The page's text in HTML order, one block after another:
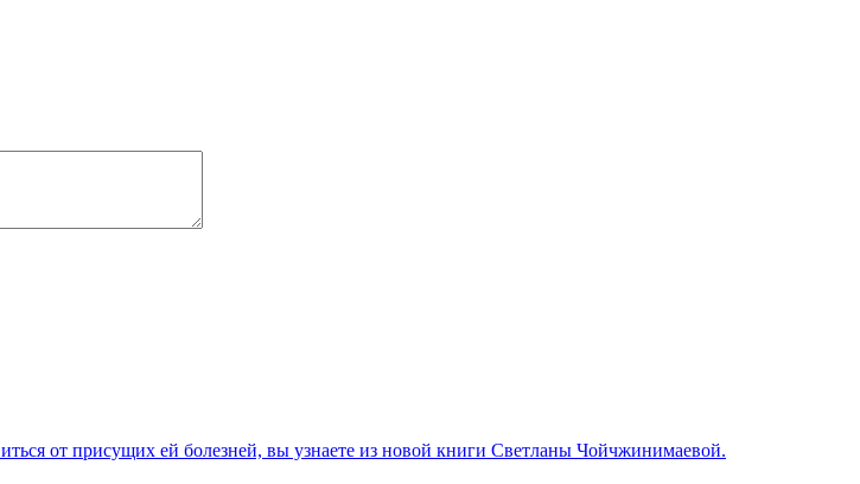
от присущих ей болезней, вы узнаете из новой книги Светланы Чойчжинимаевой.